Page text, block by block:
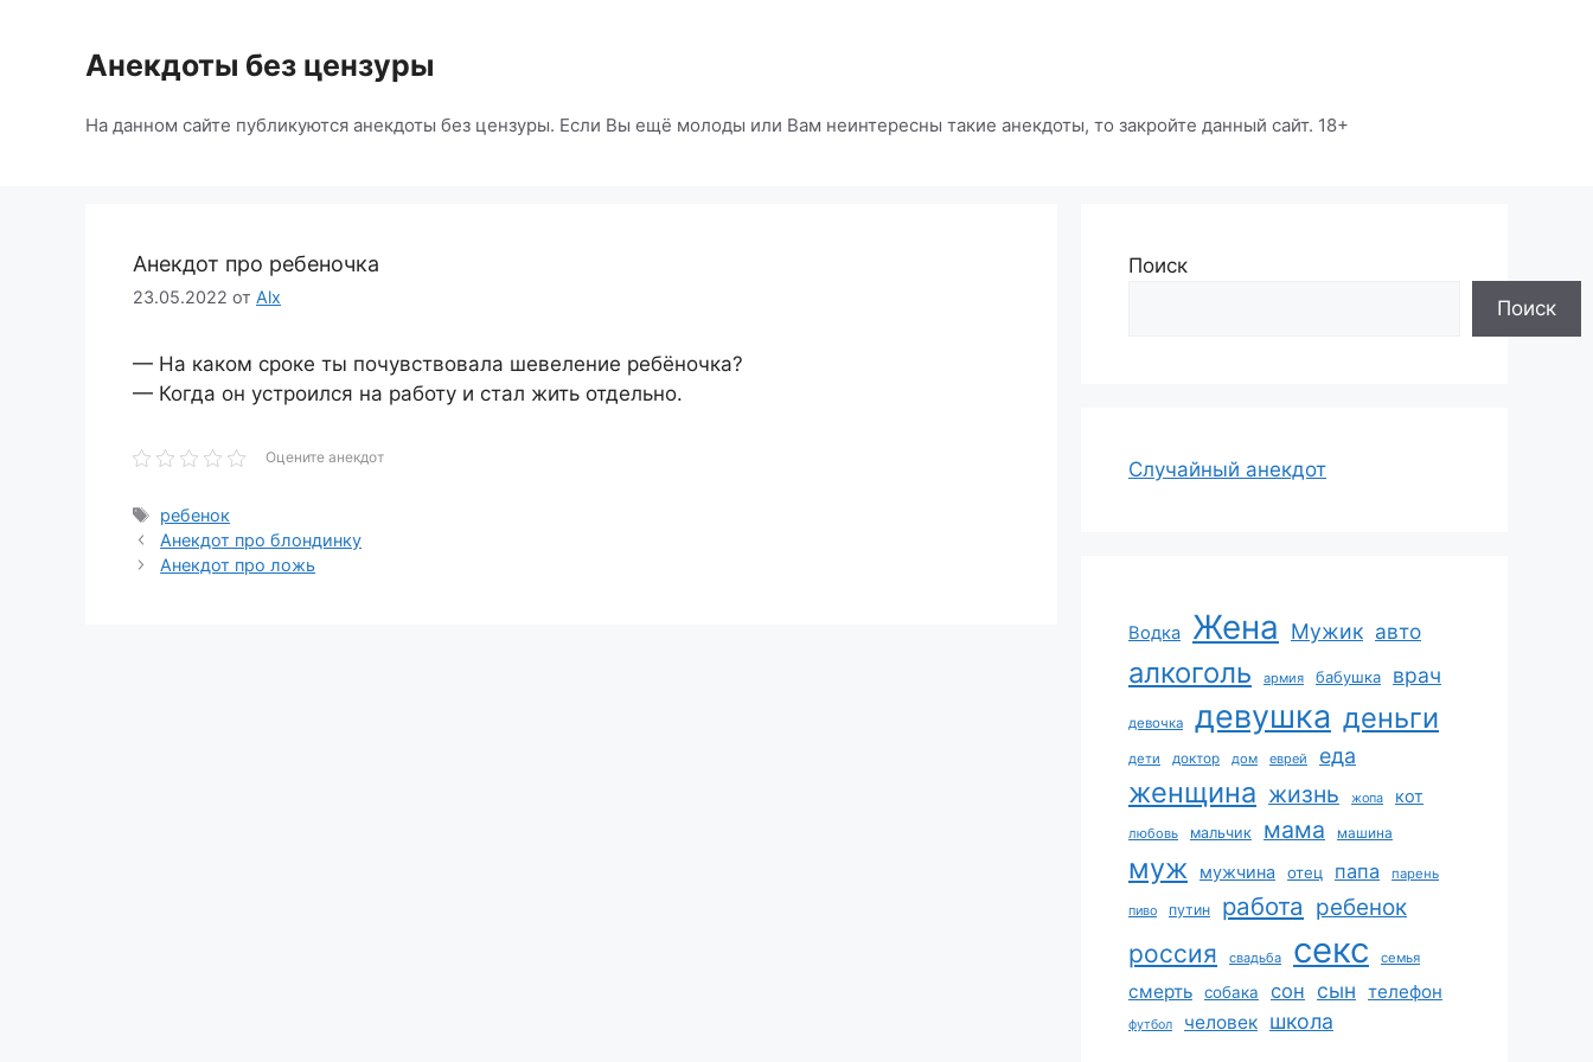
содержимомуАнекдоты без цензуры
На данном сайте публикуются анекдоты без цензуры. Если Вы ещё молоды или Вам неинтересны такие анекдоты, то закройте данный сайт. 18+
Анекдот про ребеночка
23.05.2022 от Alx
— На каком сроке ты почувствовала шевеление ребёночка?
— Когда он устроился на работу и стал жить отдельно.
Оцените анекдот
Метки
ребенок
Анекдот про блондинку
Анекдот про ложь
Поиск
Поиск
Случайный анекдот
Водка Жена Мужик авто
алкоголь армия бабушка врач
девочка девушка деньги
дети доктор дом еврей еда
женщина жизнь жопа кот
любовь мальчик мама машина
муж мужчина отец папа парень
пиво путин работа ребенок
россия свадьба секс семья
смерть собака сон сын телефон
футбол человек школа